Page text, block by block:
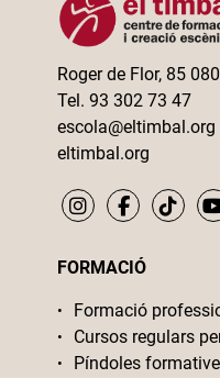
Roger de Flor, 85
Tel. 93 302 73 47
escola@eltimbal.org
eltimbal.org
FORMACIÓ
Formació
Cursos regulars
Píndoles